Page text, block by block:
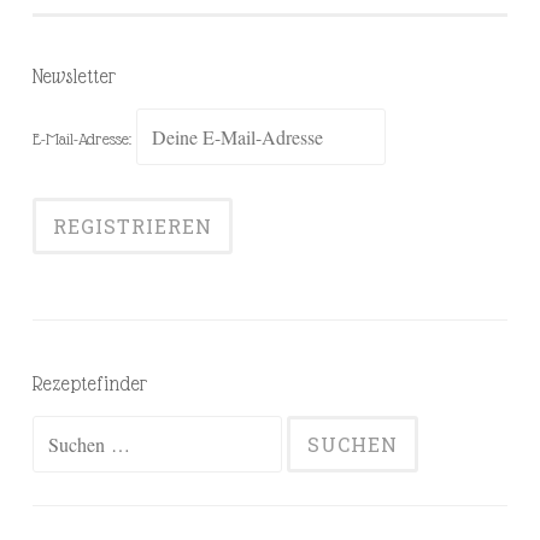
Newsletter
E-Mail-Adresse:
Rezeptefinder